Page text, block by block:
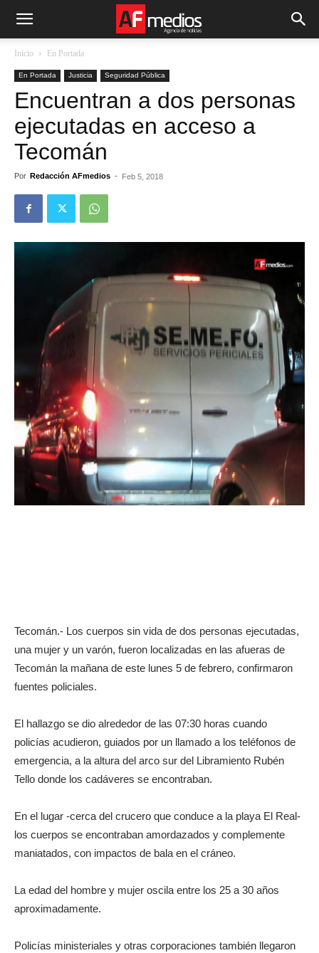
Inicio En Portada
En Portada Justicia Seguridad Pública
Encuentran a dos personas
ejecutadas en acceso a
Tecomán
Por Redacción AFmedios - Feb 5, 2018
Tecomán.- Los cuerpos sin vida de dos personas ejecutadas,
una mujer y un varón, fueron localizadas en las afueras de
Tecomán la mañana de este lunes 5 de febrero, confirmaron
fuentes policiales.
El hallazgo se dio alrededor de las 07:30 horas cuando
policías acudieron, guiados por un llamado a los teléfonos de
emergencia, a la altura del arco sur del Libramiento Rubén
Tello donde los cadáveres se encontraban.
En el lugar -cerca del crucero que conduce a la playa El Real-
los cuerpos se encontraban amordazados y complemente
maniatados, con impactos de bala en el cráneo.
La edad del hombre y mujer oscila entre los 25 a 30 años
aproximadamente.
Policías ministeriales y otras corporaciones también llegaron